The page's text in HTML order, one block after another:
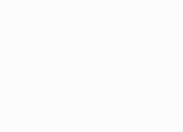
nettside i denne
kommenterer.